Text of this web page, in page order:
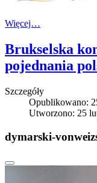
Więcej…
Brukselska
pojednania
Szczegóły
Opublikowano:
Utworzono: 25
dymarski-